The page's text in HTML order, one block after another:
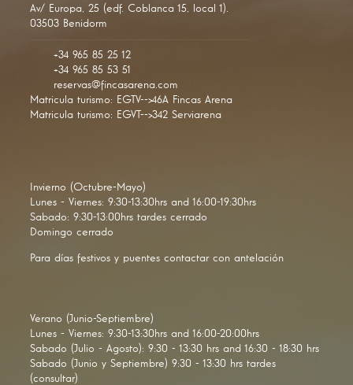
Av/ Europa, 25 (edf. Coblanca 15, local 1).
03503 Benidorm
+34 965 85 25 12
+34 965 85 53 51
reservas@fincasarena.com
Matricula turismo: EGTV-->46A Fincas Arena
Matricula turismo: EGVT-->342 Serviarena
Invierno (Octubre-Mayo)
Lunes - Viernes: 9:30-13:30hrs and 16:00-19:30hrs
Sabado: 9:30-13:00hrs tardes cerrado
Domingo cerrado
Para días festivos y puentes contactar con antelación
Verano (Junio-Septiembre)
Lunes - Viernes: 9:30-13:30hrs and 16:00-20:00hrs
Sabado (Julio - Agosto): 9:30 - 13:30 hrs and 16:30 - 18:30 hrs
Sabado (Junio y Septiembre) 9:30 - 13:30 hrs tardes
(consultar)